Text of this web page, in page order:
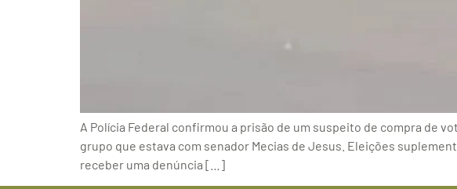
A Polícia Federal confirmou a prisão de um suspeito de compra de
grupo que estava com senador Mecias de Jesus. Eleições
receber uma denúncia […]